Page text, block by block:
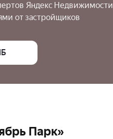
Яндекс Недвижимости
от застройщиков
Парк»